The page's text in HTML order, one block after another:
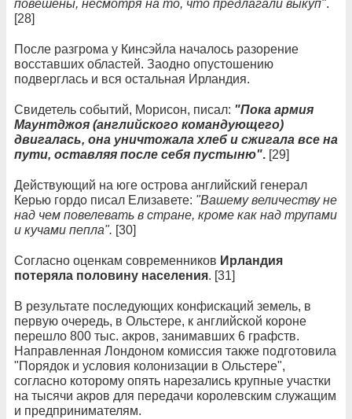
повешены, несмотря на то, что предлагали выкуп".
[28]
После разгрома у Кинсэйла началось разорение
восставших областей. Заодно опустошению
подверглась и вся остальная Ирландия.
Свидетель событий, Морисон, писал: "Пока армия
Маунтджоя (английского командующего)
двигалась, она уничтожала хлеб и сжигала все на
пути, оставляя после себя пустыню". [29]
Действующий на юге острова английский генерал
Керью гордо писал Елизавете: "Вашему величеству не
над чем повелевать в стране, кроме как над трупами
и кучами пепла". [30]
Согласно оценкам современников Ирландия
потеряла половину населения. [31]
В результате последующих конфискаций земель, в
первую очередь, в Ольстере, к английской короне
перешло 800 тыс. акров, занимавших 6 графств.
Направленная Лондоном комиссия также подготовила
"Порядок и условия колонизации в Ольстере",
согласно которому опять нарезались крупные участки
на тысячи акров для передачи королевским служащим
и предпринимателям.